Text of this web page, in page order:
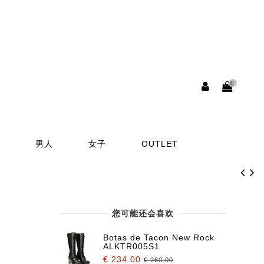
0
男人 女子 OUTLET
您可能还会喜欢
Botas de Tacon New Rock
ALKTR005S1
€ 234.00 € 260.00